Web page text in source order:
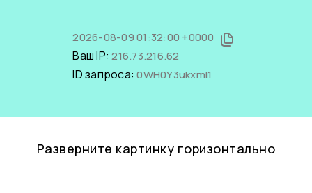
2026-08-09 01:32:00 +0000
Ваш IP:216.73.216.62
ID запроса:0WH0Y3ukxmI1
Разверните картинку горизонтально